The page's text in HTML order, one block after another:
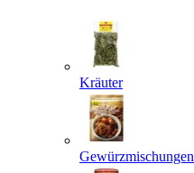
Kräuter
Gewürzmischungen